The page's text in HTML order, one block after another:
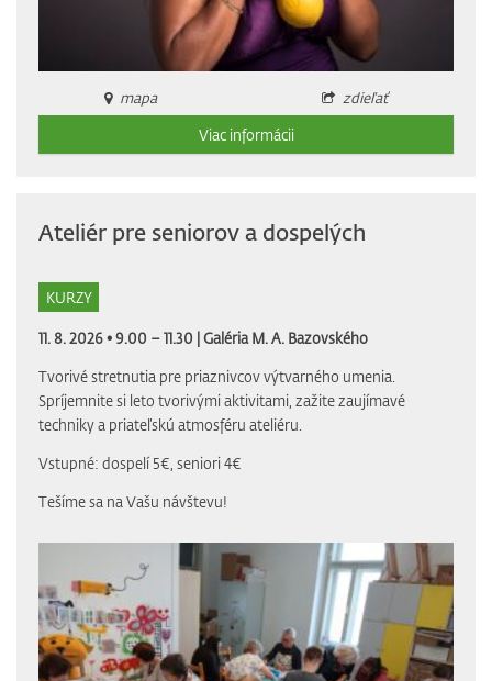
mapa
zdieľať
Viac informácii
Ateliér pre seniorov a dospelých
KURZY
11. 8. 2026 • 9.00 – 11.30 |Galéria M. A. Bazovského
Tvorivé stretnutia pre priaznivcov výtvarného umenia.
Spríjemnite si leto tvorivými aktivitami, zažite zaujímavé
techniky a priateľskú atmosféru ateliéru.
Vstupné: dospelí 5€, seniori 4€
Tešíme sa na Vašu návštevu!